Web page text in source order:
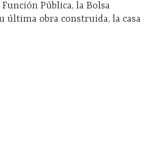
Pública, la Bolsa
última obra construida, la casa